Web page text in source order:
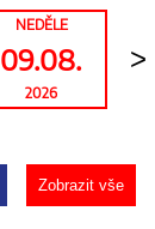
NEDĚLE
09.08.
2026
>
Zobrazit vše